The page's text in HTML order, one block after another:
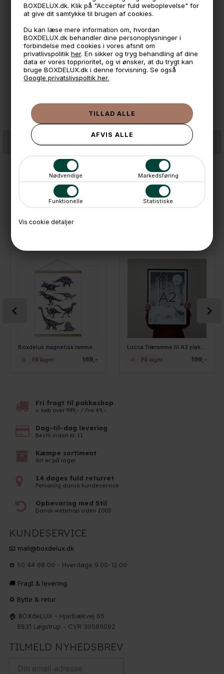
BOXDELUX.dk. Klik på "Accepter fuld weboplevelse" for
at give dit samtykke til brugen af cookies.
Du kan læse mere information om, hvordan
BOXDELUX.dk behandler dine personoplysninger i
forbindelse med cookies i vores afsnit om
privatlivspolitikher. En sikker og tryg behandling af dine
data er vores topprioritet, og vi ønsker, at du trygt kan
bruge BOXDELUX.dk i denne forvisning. Se også
Google privatslivspoltik her.
Nødvendige Markedsføring
Funktionelle Statistiske
Vis cookie detaljer
📱 Kundeservice 50446800 (9-12)
Kundeservice mail@boxdelux.dk
ANDRE IDÉER
På lager
KØBT SAMMEN MED
Boxdelux magnetisk rammeskinne til plakater. Egetræ 61 cm
169,-
På lager
Lucca Træramme til A2 plakater - SORT
199,-
På lager
Fri fragt til pakkeshop
v. køb over 999,- / Fra 49,-
Dag-til-dag levering
Bestil inden kl. 11
Kæmpe sortiment
Alt er på lager
14 dages fuld returret
Personlig dansk kundeservice
Opbevaring med Stil
Dansk webshop siden 2005
KUNDESERVICE
📧 mail@boxdelux.dk
☎️ 50 44 68 00 - Hverdage 9.00-12.00
🚚 Fragt & levering
♻️ Bytte & retur
🏠 BOXdeLUX - Hjarbækvej 65
8831 Løgstrup - CVR 30589092
TILMELD NYHEDSBREV